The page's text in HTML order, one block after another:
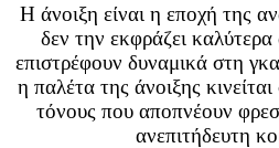
Η άνοιξη είναι η εποχή της
δεν την εκφράζει
επιστρέφουν δυναμικά στη
η παλέτα της άνοιξης
τόνους που αποπνέουν
ανεπιτήδευτη